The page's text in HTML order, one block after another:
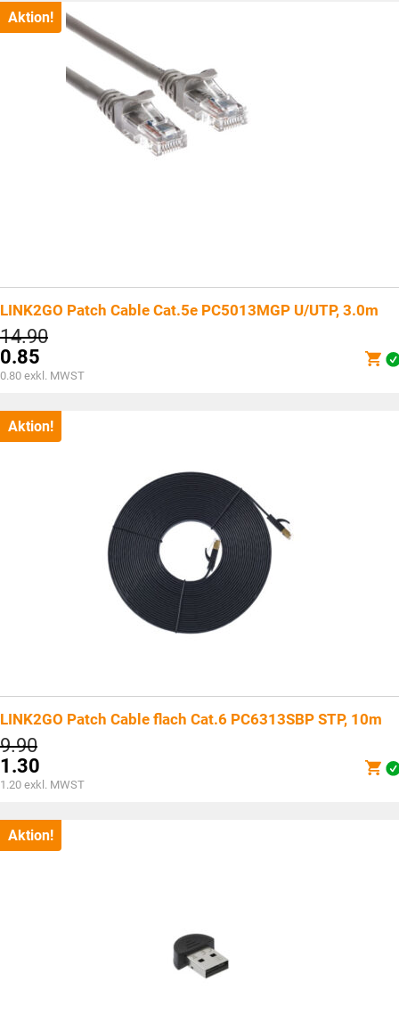
Aktion!
LINK2GO Patch Cable Cat.5e PC5013MGP U/UTP, 3.0m
14.90Ursprünglicher
war:
CHF14.90
0.85
Aktueller
ist:
CHF0.85.
0.80 exkl. MWST
Aktion!
LINK2GO Patch Cable flach Cat.6 PC6313SBP STP, 10m
9.90Ursprünglicher
Preis
war:
CHF9.90
1.30
Aktueller
ist:
CHF1.30.
1.20 exkl. MWST
Aktion!